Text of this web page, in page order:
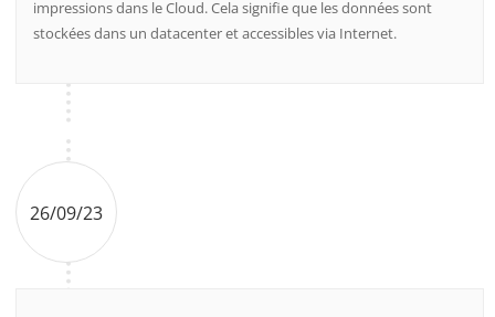
impressions dans le Cloud. Cela signifie que les données sont
stockées dans un datacenter et accessibles via Internet.
26/09/23